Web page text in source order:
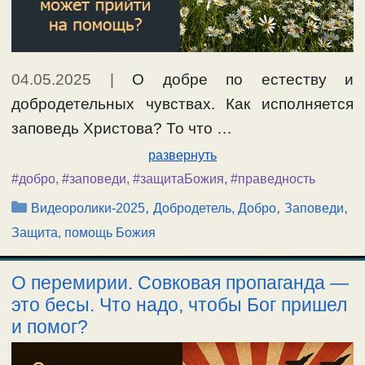
04.05.2025 | О добре по естеству и
добродетельных чувствах. Как исполняется
заповедь Христова? То что …
развернуть
#добро, #заповеди, #защитаБожия, #праведность
Рубрики
Видеоролики-2025,Добродетель, Добро,Заповеди,
Защита, помощь Божия
О перемирии. Совковая пропаганда —
это бесы. Что надо, чтобы Бог пришел
и помог?